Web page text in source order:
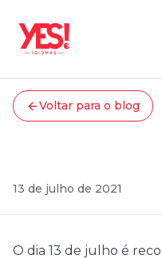
Voltar para o blog
13 de julho:
13 de julho de 2021
O dia 13 de julho é